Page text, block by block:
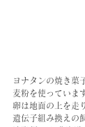
ヨナタンの焼き菓
麦粉を使っていま
卵は地面の上を走
遺伝子組み換えの